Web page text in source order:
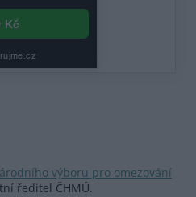
výboru pro omezování
ředitel ČHMÚ.